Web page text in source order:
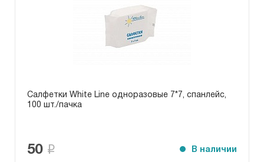
Салфетки White Line одноразовые 7*7, спанлейс,
100 шт./пачка
50 В наличии